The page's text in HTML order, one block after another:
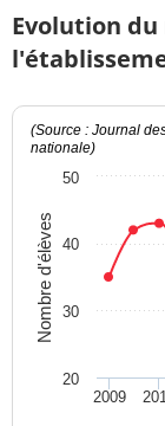
Evolution
Nombre d'élèves
(Source : Journal
nationale)
2009
30
40
20
50